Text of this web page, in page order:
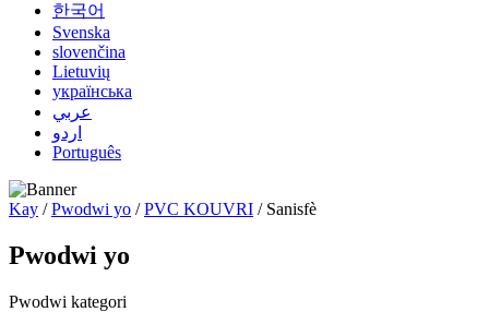
한국어
Svenska
slovenčina
Lietuvių
українська
عربي
اردو
Português
Kay /Pwodwi yo /PVC KOUVRI / Sanisfè
Pwodwi yo
Pwodwi kategori